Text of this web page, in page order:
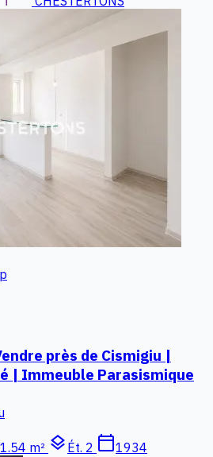
près de Cismigiu |
| Immeuble Parasismique
m² layers Ét. 2 calendar_today1934